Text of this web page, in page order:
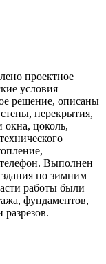
проектное
условия
решение, описаны
перекрытия,
цоколь,
Выполнен
по зимним
работы были
фундаментов,